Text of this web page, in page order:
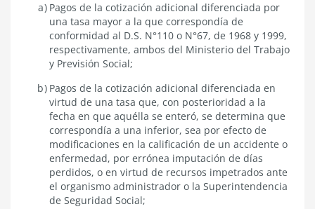
Pagos de la cotización adicional diferenciada por
una tasa mayor a la que correspondía de
conformidad al D.S. N°110 o N°67, de 1968 y 1999,
respectivamente, ambos del Ministerio del Trabajo
y Previsión Social;
Pagos de la cotización adicional diferenciada en
virtud de una tasa que, con posterioridad a la
fecha en que aquélla se enteró, se determina que
correspondía a una inferior, sea por efecto de
modificaciones en la calificación de un accidente o
enfermedad, por errónea imputación de días
perdidos, o en virtud de recursos impetrados ante
el organismo administrador o la Superintendencia
de Seguridad Social;